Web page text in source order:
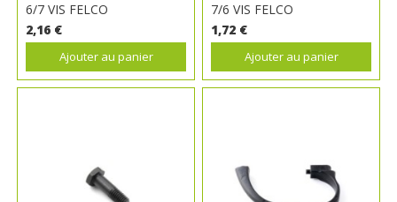
6/7 VIS FELCO
2,16 €
Ajouter au panier
7/6 VIS FELCO
1,72 €
Ajouter au panier